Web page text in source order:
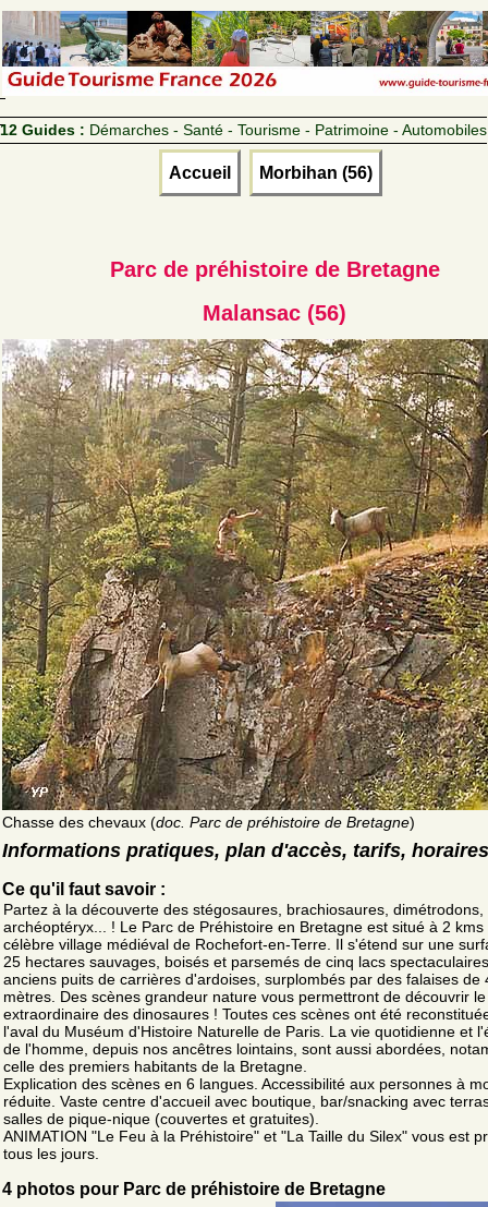
12 Guides : Démarches - Santé - Tourisme - Patrimoine - Automobiles
Accueil Morbihan (56)
Parc de préhistoire de Bretagne
Malansac (56)
Chasse des chevaux (doc. Parc de préhistoire de Bretagne)
Informations pratiques, plan d'accès, tarifs, horaires
Ce qu'il faut savoir :
Partez à la découverte des stégosaures, brachiosaures, dimétrodons,
archéoptéryx... ! Le Parc de Préhistoire en Bretagne est situé à 2 kms
célèbre village médiéval de Rochefort-en-Terre. Il s'étend sur une
25 hectares sauvages, boisés et parsemés de cinq lacs
anciens puits de carrières d'ardoises, surplombés par des falaises de
mètres. Des scènes grandeur nature vous permettront de découvrir
extraordinaire des dinosaures ! Toutes ces scènes ont été
l'aval du Muséum d'Histoire Naturelle de Paris. La vie quotidienne et
de l'homme, depuis nos ancêtres lointains, sont aussi abordées,
celle des premiers habitants de la Bretagne.
Explication des scènes en 6 langues. Accessibilité aux personnes à
réduite. Vaste centre d'accueil avec boutique, bar/snacking avec
salles de pique-nique (couvertes et gratuites).
ANIMATION "Le Feu à la Préhistoire" et "La Taille du Silex" vous est
tous les jours.
4 photos pour Parc de préhistoire de Bretagne